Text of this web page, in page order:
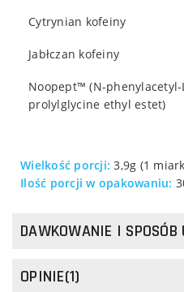
Cytrynian kofeiny
Jabłczan kofeiny
Noopept™ (N-phenylacetyl-
prolylglycine ethyl estet)
Wielkość porcji: 3,9g (1
Ilość porcji w opakowaniu:
DAWKOWANIE I SPOSÓB
OPINIE(1)